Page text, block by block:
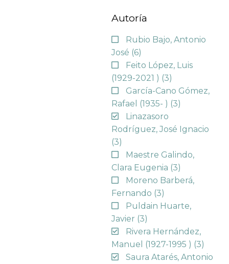
Autoría
Rubio Bajo, Antonio
José (6)
Feito López, Luis
(1929-2021 ) (3)
García-Cano Gómez,
Rafael (1935- ) (3)
Linazasoro
Rodríguez, José Ignacio
(3)
Maestre Galindo,
Clara Eugenia (3)
Moreno Barberá,
Fernando (3)
Puldain Huarte,
Javier (3)
Rivera Hernández,
Manuel (1927-1995 ) (3)
Saura Atarés, Antonio